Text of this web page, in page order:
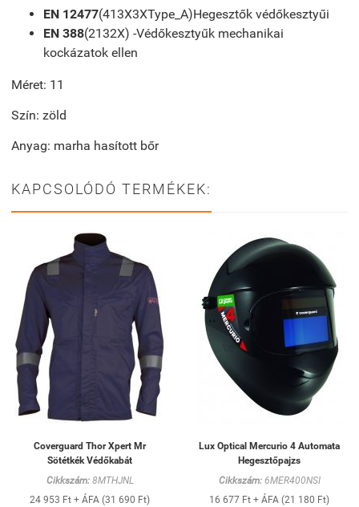
EN 12477(413X3XType_A)Hegesztők védőkesztyűi
EN 388(2132X) -Védőkesztyűk mechanikai
kockázatok ellen
Méret: 11
Szín: zöld
Anyag: marha hasított bőr
KAPCSOLÓDÓ TERMÉKEK:
Coverguard Thor Xpert Mr
Sötétkék Védőkabát
Cikkszám:8MTHJNL
24 953 Ft + ÁFA (31 690 Ft)
Lux Optical Mercurio 4 Automata
Hegesztőpajzs
Cikkszám:6MER400NSI
16 677 Ft + ÁFA (21 180 Ft)